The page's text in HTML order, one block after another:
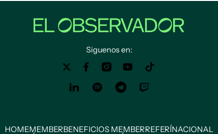
Siguenos en:
HOMEMEMBERBENEFICIOS MEMBERREFERÍNACIONAL